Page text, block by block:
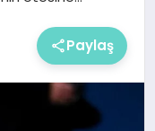
Paylaş